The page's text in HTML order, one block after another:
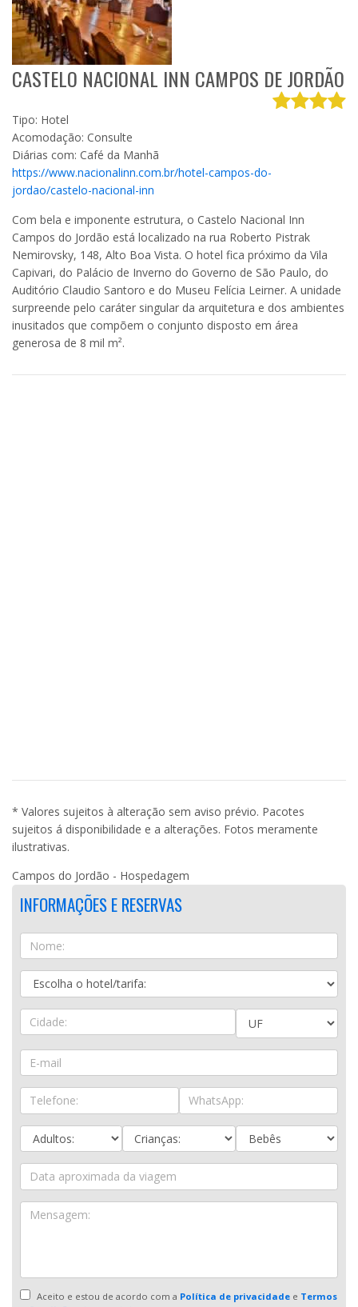
CASTELO NACIONAL INN CAMPOS DE JORDÃO
Tipo: Hotel
Acomodação: Consulte
Diárias com: Café da Manhã
https://www.nacionalinn.com.br/hotel-campos-do-
jordao/castelo-nacional-inn
Com bela e imponente estrutura, o Castelo Nacional Inn
Campos do Jordão está localizado na rua Roberto Pistrak
Nemirovsky, 148, Alto Boa Vista. O hotel fica próximo da Vila
Capivari, do Palácio de Inverno do Governo de São Paulo, do
Auditório Claudio Santoro e do Museu Felícia Leirner. A unidade
surpreende pelo caráter singular da arquitetura e dos ambientes
inusitados que compõem o conjunto disposto em área
generosa de 8 mil m².
* Valores sujeitos à alteração sem aviso prévio. Pacotes
sujeitos á disponibilidade e a alterações. Fotos meramente
ilustrativas.
Campos do Jordão - Hospedagem
INFORMAÇÕES E RESERVAS
Aceito e estou de acordo com a Política de privacidadee Termos